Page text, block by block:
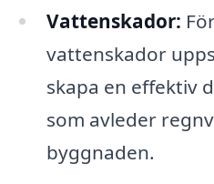
Vattenskador:
vattenskador
skapa en effektiv
som avleder
byggnaden.